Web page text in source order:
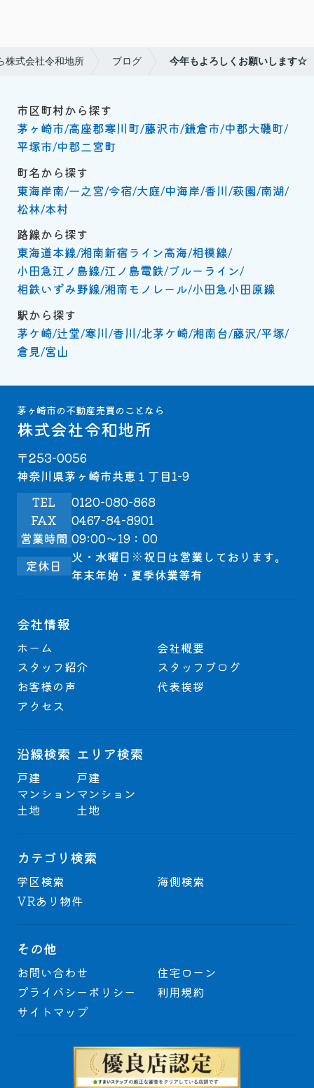
株式会社令和地所 ブログ 今年もよろしくお願いします☆
市区町村から探す
茅ヶ崎市 高座郡寒川町 藤沢市 鎌倉市 中郡大磯町
平塚市 中郡二宮町
町名から探す
東海岸南 一之宮 今宿 大庭 中海岸 香川 萩園 南湖
松林 本村
路線から探す
東海道本線 湘南新宿ライン高海 相模線
小田急江ノ島線 江ノ島電鉄 ブルーライン
相鉄いずみ野線 湘南モノレール 小田急小田原線
駅から探す
茅ケ崎 辻堂 寒川 香川 北茅ケ崎 湘南台 藤沢 平塚
倉見 宮山
茅ヶ崎市の不動産売買のことなら
株式会社令和地所
〒253-0056
神奈川県茅ヶ崎市共恵１丁目1-9
TEL
0120-080-868
FAX
0467-84-8901
営業時間 09:00～19：00
定休日
火・水曜日※祝日は営業しております。
年末年始・夏季休業等有
会社情報
ホーム
会社概要
スタッフ紹介
スタッフブログ
お客様の声
代表挨拶
アクセス
沿線検索
戸建
マンション
土地
エリア検索
戸建
マンション
土地
カテゴリ検索
学区検索
海側検索
VRあり物件
その他
お問い合わせ
住宅ローン
プライバシーポリシー
利用規約
サイトマップ